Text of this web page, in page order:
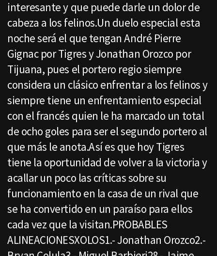
interesante y que puede darle un dolor de
cabeza a los felinos.Un duelo especial esta
noche será el que tengan André Pierre
Gignac por Tigres y Jonathan Orozco por
Tijuana, pues el portero regio siempre
considera un clásico enfrentar a los felinos y
siempre tiene un enfrentamiento especial
con el francés quien le ha marcado un total
de ocho goles para ser el segundo portero al
que más le anota.Así es que hoy Tigres
tiene la oportunidad de volver a la victoria y
acallar un poco las críticas sobre su
funcionamiento en la casa de un rival que
se ha convertido en un paraíso para ellos
cada vez que la visitan.PROBABLES
ALINEACIONESXOLOS1.- Jonathan Orozco2.-